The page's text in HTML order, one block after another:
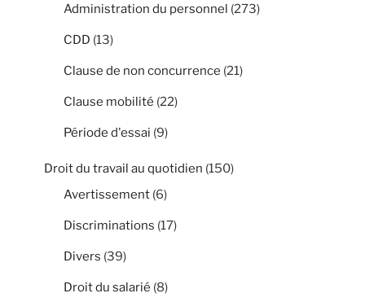
Administration du personnel (273)
CDD (13)
Clause de non concurrence (21)
Clause mobilité (22)
Période d'essai (9)
Droit du travail au quotidien (150)
Avertissement (6)
Discriminations (17)
Divers (39)
Droit du salarié (8)